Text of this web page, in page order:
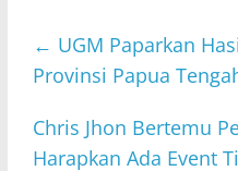
← UGM Paparkan
Provinsi Papua
Chris Jhon Bertemu
Harapkan Ada Event